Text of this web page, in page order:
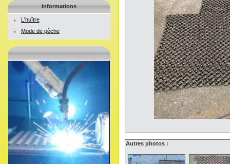
Informations
L'huître
Mode de pêche
Autres photos :